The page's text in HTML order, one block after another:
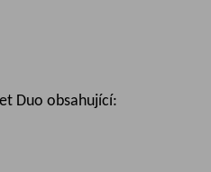
Duo obsahující: